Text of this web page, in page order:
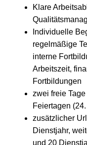
Klare
Individuelle
regelmäßige
interne
Arbeitszeit,
Fortbildungen
zwei freie
Feiertagen
zusätzlicher
Dienstjahr,
und 20